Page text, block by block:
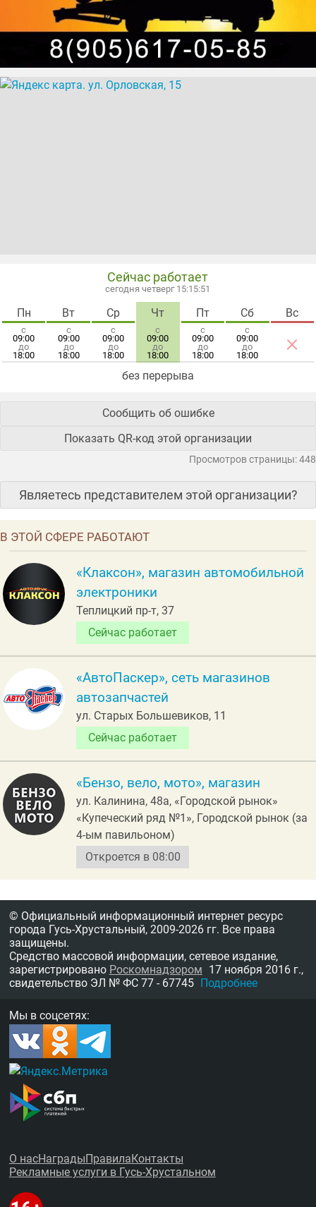
Сейчас работает
сегодня четверг 15:15:51
Пн
с
09:00
до
18:00
Вт
с
09:00
до
18:00
Ср
с
09:00
до
18:00
Чт
с
09:00
до
18:00
Пт
с
09:00
до
18:00
Сб
с
09:00
до
18:00
Вс
×
без перерыва
Сообщить об ошибке
Показать QR-код этой организации
Просмотров страницы: 448
Являетесь представителем этой организации?
В ЭТОЙ СФЕРЕ РАБОТАЮТ
«Клаксон», магазин автомобильной
электроники
Теплицкий пр-т, 37
Сейчас работает
«АвтоПаскер», сеть магазинов
автозапчастей
ул. Старых Большевиков, 11
Сейчас работает
«Бензо, вело, мото», магазин
ул. Калинина, 48а, «Городской рынок»
«Купеческий ряд №1», Городской рынок (за
4-ым павильоном)
Откроется в 08:00
© Официальный информационный интернет ресурс
города Гусь-Хрустальный, 2009-2026 гг. Все права
защищены.
Средство массовой информации, сетевое издание,
зарегистрировано Роскомнадзором 17 ноября 2016 г.,
свидетельство ЭЛ № ФС 77 - 67745 Подробнее
Мы в соцсетях:
О насНаградыПравилаКонтакты
Рекламные услуги в Гусь-Хрустальном